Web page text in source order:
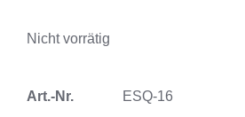
Nicht vorrätig
Art.-Nr. ESQ-16